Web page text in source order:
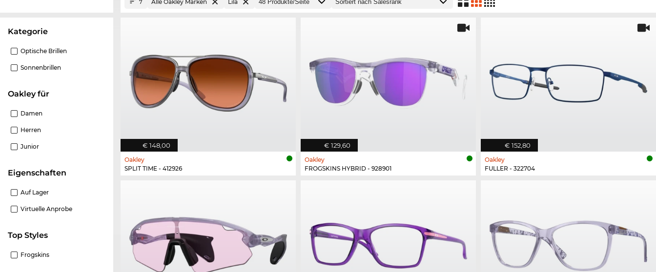
Kategorie
Optische Brillen
Sonnenbrillen
Oakley für
Damen
Herren
Junior
Eigenschaften
Auf Lager
Virtuelle Anprobe
Top Styles
Frogskins
7 Alle Oakley Marken Lila
€ 148,00
Oakley
SPLIT TIME - 412926
€ 129,60
Oakley
FROGSKINS HYBRID - 928901
€ 152,80
Oakley
FULLER - 322704